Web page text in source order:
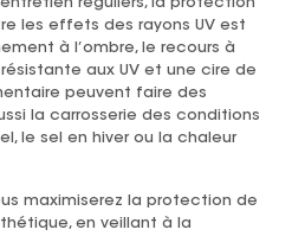
les effets des rayons UV est
à l’ombre, le recours à
aux UV et une cire de
peuvent faire des
la carrosserie des conditions
le sel en hiver ou la chaleur
maximiserez la protection de
en veillant à la